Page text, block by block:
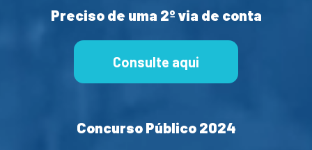
Preciso de uma 2º via de conta
Consulte aqui
Concurso Público 2024